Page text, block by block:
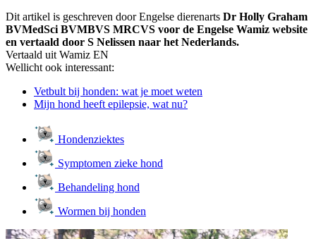
Dit artikel is geschreven door Engelse dierenarts Dr Holly Graham
BVMedSci BVMBVS MRCVS voor de Engelse Wamiz website
en vertaald door S Nelissen naar het Nederlands.
Vertaald uit Wamiz EN
Wellicht ook interessant:
Vetbult bij honden: wat je moet weten
Mijn hond heeft epilepsie, wat nu?
Hondenziektes
Symptomen zieke hond
Behandeling hond
Wormen bij honden